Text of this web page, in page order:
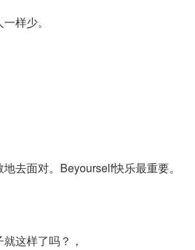
样少。
去面对。Beyourself快乐最重要。
这样了吗？，